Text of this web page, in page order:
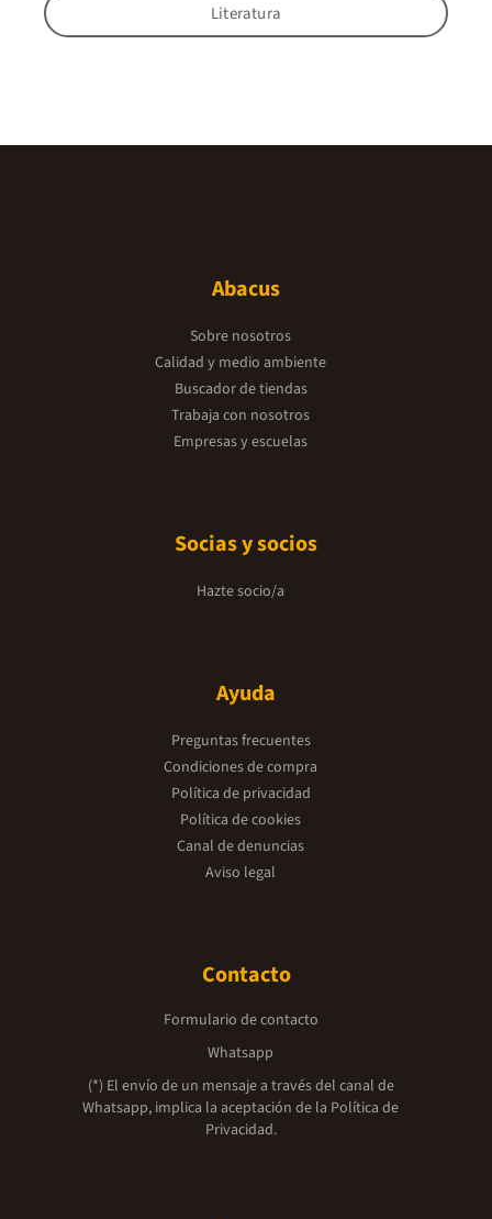
Literatura
Abacus
Sobre nosotros
Calidad y medio ambiente
Buscador de tiendas
Trabaja con nosotros
Empresas y escuelas
Socias y socios
Hazte socio/a
Ayuda
Preguntas frecuentes
Condiciones de compra
Política de privacidad
Política de cookies
Canal de denuncias
Aviso legal
Contacto
Formulario de contacto
Whatsapp
(*) El envío de un mensaje a través del canal de
Whatsapp, implica la aceptación de la Política de
Privacidad.